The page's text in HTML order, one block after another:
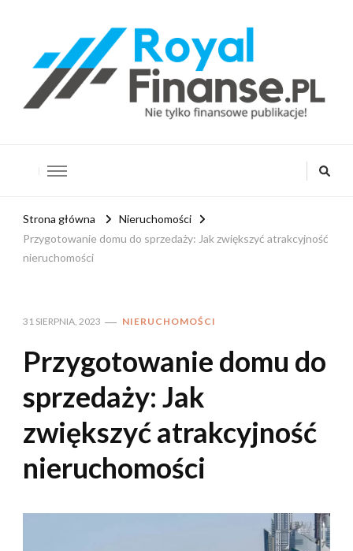
Strona główna
Nieruchomości
Przygotowanie domu do sprzedaży: Jak zwiększyć atrakcyjność
nieruchomości
31 SIERPNIA, 2023 NIERUCHOMOŚCI
Przygotowanie domu do
sprzedaży: Jak
zwiększyć atrakcyjność
nieruchomości